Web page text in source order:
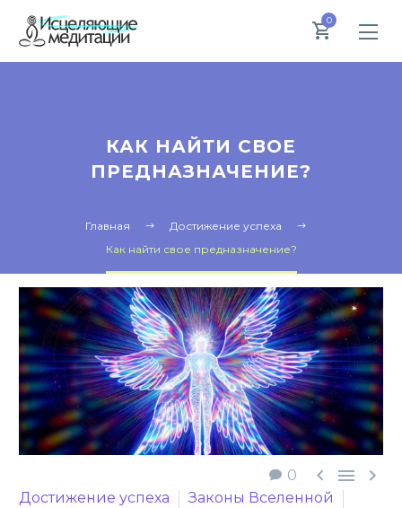
0
КАК НАЙТИ СВОЕ
ПРЕДНАЗНАЧЕНИЕ?
Главная
Достижение успеха
Как найти свое предназначение?
0   
Достижение успеха
Законы Вселенной